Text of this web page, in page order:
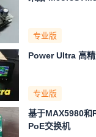
专业版
Power Ultra 高
专业版
基于MAX5980和
PoE交换机